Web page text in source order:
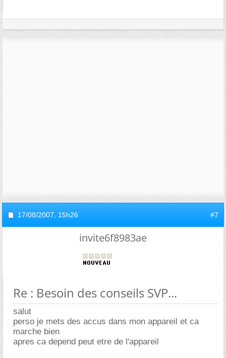
17/08/2007, 15h26 #7
invite6f8983ae
Re : Besoin des conseils SVP...
salut
perso je mets des accus dans mon appareil et ca
marche bien
apres ca depend peut etre de l'appareil